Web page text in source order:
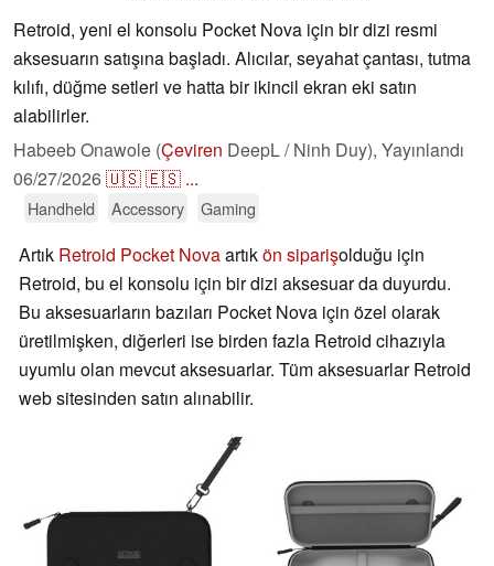
Retroid, yeni el konsolu Pocket Nova için bir dizi resmi
aksesuarın satışına başladı. Alıcılar, seyahat çantası, tutma
kılıfı, düğme setleri ve hatta bir ikincil ekran eki satın
alabilirler.
Habeeb Onawole (Çeviren DeepL / Ninh Duy), Yayınlandı
06/27/2026🇺🇸🇪🇸 ...
Handheld Accessory Gaming
Artık Retroid Pocket Novaartıkön siparişolduğu için
Retroid, bu el konsolu için bir dizi aksesuar da duyurdu.
Bu aksesuarların bazıları Pocket Nova için özel olarak
üretilmişken, diğerleri ise birden fazla Retroid cihazıyla
uyumlu olan mevcut aksesuarlar. Tüm aksesuarlar Retroid
web sitesinden satın alınabilir.